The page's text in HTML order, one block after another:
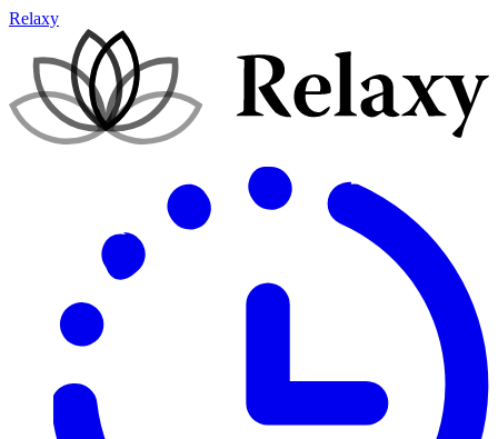
Relaxy